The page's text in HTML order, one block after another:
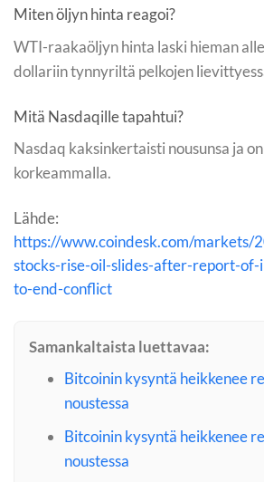
Miten öljyn hinta reagoi?
WTI-raakaöljyn hinta laski hieman
dollariin tynnyriltä pelkojen
Mitä Nasdaqille tapahtui?
Nasdaq kaksinkertaisti nousunsa ja
korkeammalla.
Lähde:
https://www.coindesk.com/
stocks-rise-oil-slides-after-report-of-
to-end-conflict
Samankaltaista luettavaa:
Bitcoinin kysyntä heikkenee
noustessa
Bitcoinin kysyntä heikkenee
noustessa